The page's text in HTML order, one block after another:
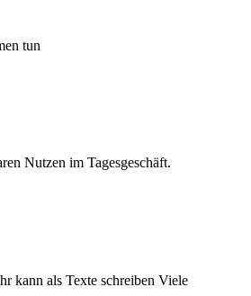
tun
Nutzen im Tagesgeschäft.
kann als Texte schreiben Viele